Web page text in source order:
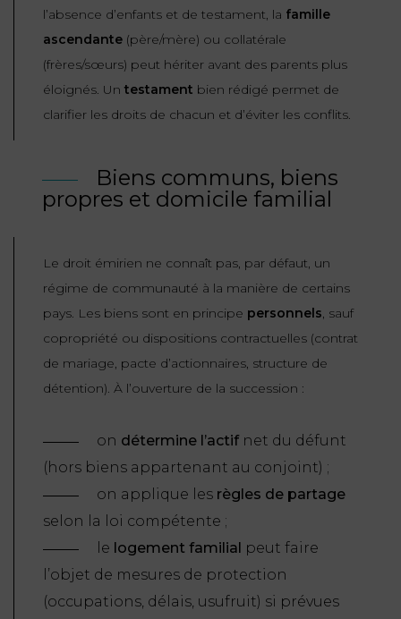
l’absence d’enfants et de testament, la famille
ascendante (père/mère) ou collatérale
(frères/sœurs) peut hériter avant des parents plus
éloignés. Un testament bien rédigé permet de
clarifier les droits de chacun et d’éviter les conflits.
Biens communs, biens
propres et domicile familial
Le droit émirien ne connaît pas, par défaut, un
régime de communauté à la manière de certains
pays. Les biens sont en principe personnels, sauf
copropriété ou dispositions contractuelles (contrat
de mariage, pacte d’actionnaires, structure de
détention). À l’ouverture de la succession :
on détermine l’actif net du défunt
(hors biens appartenant au conjoint) ;
on applique les règles de partage
selon la loi compétente ;
le logement familial peut faire
l’objet de mesures de protection
(occupations, délais, usufruit) si prévues